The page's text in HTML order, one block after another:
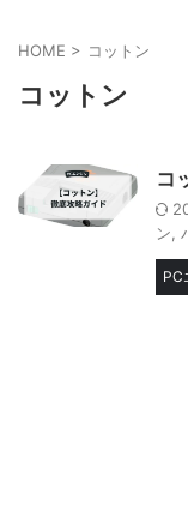
HOME > コットン
コットン
コ
ン
PC